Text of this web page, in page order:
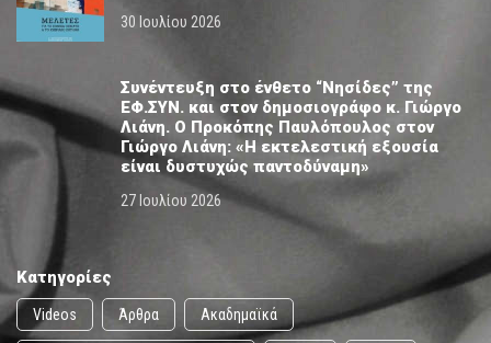
30 Ιουλίου 2026
Συνέντευξη στο ένθετο “Νησίδες” της
ΕΦ.ΣΥΝ. και στον δημοσιογράφο κ. Γιώργο
Λιάνη. Ο Προκόπης Παυλόπουλος στον
Γιώργο Λιάνη: «Η εκτελεστική εξουσία
είναι δυστυχώς παντοδύναμη»
27 Ιουλίου 2026
Κατηγορίες
Videos Άρθρα Ακαδημαϊκά